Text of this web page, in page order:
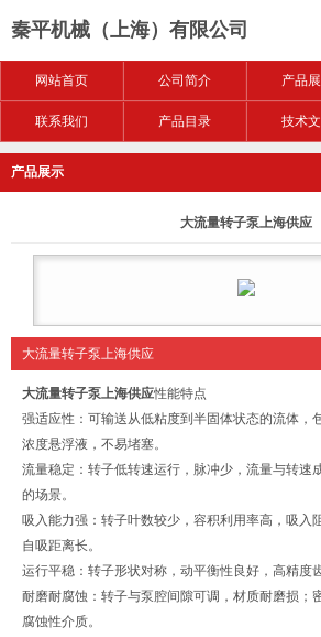
秦平机械（上海）有限公司
网站首页 公司简介 产品
联系我们 产品目录 技术
产品展示
大流量转子泵上海供应
大流量转子泵上海供应
大流量转子泵上海供应性能特点
强适应性：可输送从低粘度到半固体状态的流体，
浓度悬浮液，不易堵塞。
流量稳定：转子低转速运行，脉冲少，流量与转速
的场景。
吸入能力强：转子叶数较少，容积利用率高，吸入
自吸距离长。
运行平稳：转子形状对称，动平衡性良好，高精度
耐磨耐腐蚀：转子与泵腔间隙可调，材质耐磨损；
腐蚀性介质。